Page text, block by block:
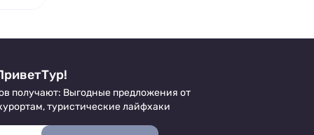
получают: Выгодные предложения от
туристические лайфхаки